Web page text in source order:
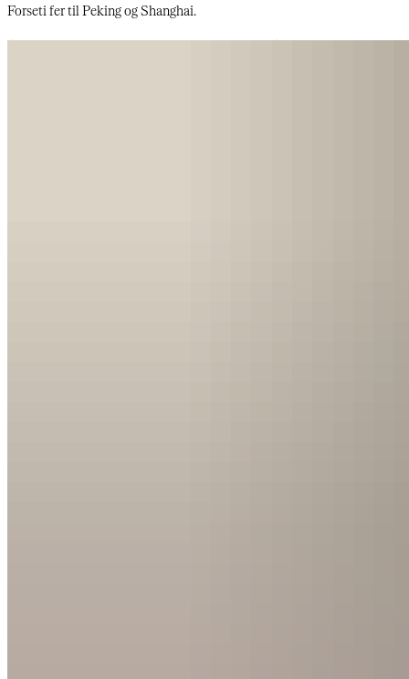
Forseti fer til Peking og Shanghai.​​​​‌ ‍ ​‍​‍‌‍ ‌ ​‍‌‍‍‌‌‍‌ ‌‍‍‌‌‍ ‍​‍​‍​ ‍‍​‍​‍‌ ​ ‌‍​‌‌‍ ‍‌‍‍‌‌ ‌​‌ ‍‌​‍ ‍‌‍‍‌‌‍ ​‍​‍​‍ ​​‍​‍‌‍‍​‌ ​‍‌‍‌‌‌‍‌‍​‍​‍​ ‍‍​‍​‍‌‍‍​‌ ‌​‌ ‌​‌ ​​‌ ​ ​‍ ​‍ ‌‍‌‍‌‍ ‌ ​‍‌ ​ ‌‍‌‌‌ ‌​‌‍‍‌​‍ ‌‌‍‍‌‌ ​ ‌‍ ​‌‍​‌‌‍ ‍‌‍‌​‌ ​ ​‍ ‍‌ ‌‍‌‍‌‌‌ ​‍‌‍​ ‌‍‌‌‌‍ ​​‍ ‍‌‍​‌‌ ​​‌ ​​​‍ ‌ ​ ‌ ‌​‌ ‌‌‌‍‌​‌‍‍‌‌‍ ​‍ ‌‍‍‌‌‍ ‍‌ ‌​‌‍‌‌‌‍ ‍‌ ‌​​‍ ‌‍‌‌‌‍‌​‌‍‍‌‌ ‌​​‍ ‌‍ ‌‌‍ ‌‍‌​‌‍‌‌​ ‌‌ ​​‌ ​‍‌‍‌‌‌ ​ ‌‍‌‌‌‍ ‍‌ ‌​‌‍​‌‌ ‌​‌‍‍‌‌‍ ‌‍ ‍​ ‍ ‌‍‍‌‌‍‌​​ ‌​ ‌​​ ​​‌‍‌ ‌​‌‍‌​‍‍‌​‍‌‌​‌​‌ ​ ‌‍​ ‌‍ ‍‌‍‌‍‌‌‍‌‌​‌‌‌​‌‍‌‌‌​‌​‍‍‌‌​‌‌‌‌‌‌​‍‌​ ‌ ‌​‌‌‌​​‌​ ‍ ‌ ‌​‌ ‍‌‌ ​​‌‍‌‌​ ‌‌‍ ‍‌‍‌‌‌ ‌ ‌ ​ ​ ‍ ‌ ​​‌‍​‌‌ ‌​‌‍‍​​ ‌‌‍‌​‌‍‌‌‌ ​ ‌‍​ ‌ ​‍‌‍‍‌‌ ​​‌ ‌​‌‍‍‌‌‍ ‌‍ ‍​ ‌‍​‍‌‍​‌‌ ​ ‌‍‌‌‌‌‌‌‌ ​‍‌‍ ​​ ‌‌‍‍​‌ ‌​‌ ‌​‌ ​​‌ ​ ​‍‌‌​ ​‍‌​‌‍​‍‌‌​ ​‍‌​‌‍‌‍‌‍‌‍ ‌ ​‍‌ ​ ‌‍‌‌‌ ‌​‌‍‍‌​‍ ‌‌‍‍‌‌ ​ ‌‍ ​‌‍​‌‌‍ ‍‌‍‌​‌ ​ ​‍ ‍‌ ‌‍‌‍‌‌‌ ​‍‌‍​ ‌‍‌‌‌‍ ​​‍ ‍‌‍​‌‌ ​​‌ ​​​‍‌‌​ ​‍‌​‌‍‌ ​ ‌ ‌​‌ ‌‌‌‍‌​‌‍‍‌‌‍ ​‍‌‍‌‍‍‌‌‍‌​​ ‌​ ‌​​ ​​‌‍‌ ‌​‌‍‌​‍‍‌​‍‌‌​‌​‌ ​ ‌‍​ ‌‍ ‍‌‍‌‍‌‌‍‌‌​‌‌‌​‌‍‌‌‌​‌​‍‍‌‌​‌‌‌‌‌‌​‍‌​ ‌ ‌​‌‌‌​​‌​‍‌‍‌ ‌​‌ ‍‌‌ ​​‌‍‌‌​ ‌‌‍ ‍‌‍‌‌‌ ‌ ‌ ​ ​‍‌‍‌ ​​‌‍​‌‌ ‌​‌‍‍​​ ‌‌‍‌​‌‍‌‌‌ ​ ‌‍​ ‌ ​‍‌‍‍‌‌ ​​‌ ‌​‌‍‍‌‌‍ ‌‍ ‍​‍‌‍‌ ​​‌‍‌‌‌ ​‍‌ ​ ‌ ​​‌‍‌‌‌‍​ ‌ ‌​‌‍‍‌‌ ‌‍‌‍‌‌​ ‌‌ ​​‌ ‌‌‌‍​‍‌‍ ​‌‍‍‌‌ ​ ‌‍‍​‌‍‌‌‌‍‌​​‍​‍‌ ‌